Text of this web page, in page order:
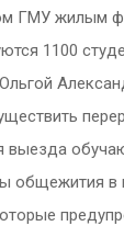
ГМУ жилым
1100
общежития в